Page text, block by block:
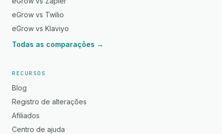
eGrow vs Twilio
eGrow vs Klaviyo
Todas as comparações →
RECURSOS
Blog
Registro de alterações
Afiliados
Centro de ajuda